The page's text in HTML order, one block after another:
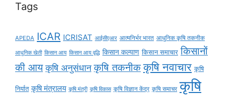
Tags
APEDA ICAR ICRISAT आईसीएआर आत्मनिर्भर भारत आधुनिक कृषि तकनीक
आधुनिक खेती किसान आय किसान आय वृद्धि किसान कल्याण किसान समाचार किसानों
की आय कृषि अनुसंधान कृषि तकनीक कृषि नवाचार कृषि
निर्यात कृषि मंत्रालय कृषि मंत्री कृषि विकास कृषि विज्ञान केंद्र कृषि समाचर कृषि